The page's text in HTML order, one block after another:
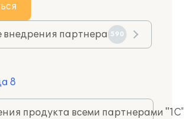
внедрения партнера 590
8
продукта всеми партнерами